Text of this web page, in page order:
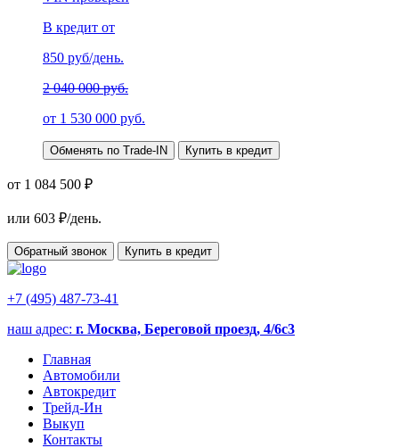
В кредит от
850 руб/день.
2 040 000 руб.
от 1 530 000 руб.
Обменять по Trade-IN Купить в кредит
от 1 084 500 ₽
или 603 ₽/день.
Обратный звонок Купить в кредит
+7 (495) 487-73-41
наш адрес: г. Москва, Береговой проезд, 4/6с3
Главная
Автомобили
Автокредит
Трейд-Ин
Выкуп
Контакты